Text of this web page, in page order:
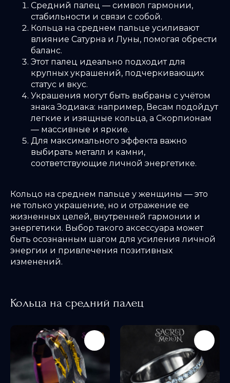
Средний палец — символ гармонии,
стабильности и связи с собой.
Кольца на среднем пальце усиливают
влияние Сатурна и Луны, помогая обрести
баланс.
Этот палец идеально подходит для
крупных украшений, подчеркивающих
статус и вкус.
Украшения могут быть выбраны с учётом
знака Зодиака: например, Весам подойдут
легкие и изящные кольца, а Скорпионам
— массивные и яркие.
Для максимального эффекта важно
выбирать металл и камни,
соответствующие личной энергетике.
Кольцо на среднем пальце у женщины — это
не только украшение, но и отражение ее
жизненных целей, внутренней гармонии и
энергетики. Выбор такого аксессуара может
быть осознанным шагом для усиления личной
энергии и привлечения позитивных
изменений.
Кольца на средний палец